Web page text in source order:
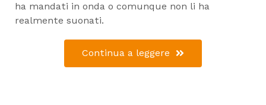
ha mandati in onda o comunque non li ha
realmente suonati.
Continua a leggere